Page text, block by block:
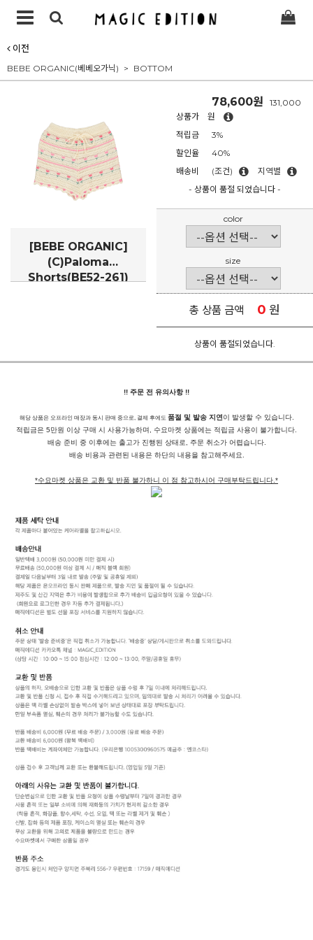
이전
BEBE ORGANIC(베베오가닉) BOTTOM
[BEBE ORGANIC]
(C)Paloma
Shorts(BE52-261)
상품가
78,600원 131,000
원
적립금
3%
할인율
40%
배송비
(조건)
지역별
- 상품이 품절 되었습니다 -
color
size
총 상품 금액 0 원
상품이 품절되었습니다.
!! 주문 전 유의사항 !!
해당 상품은 오프라인 매장과 동시 판매 중으로, 결제 후에도 품절 및 발송 지연 이 발생할 수 있습니다.
적립금은 5만원 이상 구매 시 사용가능하며, 수요마켓 상품에는 적립금 사용이 불가합니다.
배송 준비 중 이후에는 출고가 진행된 상태로, 주문 취소가 어렵습니다.
배송 비용과 관련된 내용은 하단의 내용을 참고해주세요.
*수요마켓 상품은 교환 및 반품 불가하니 이 점 참고하시어 구매부탁드립니다.*